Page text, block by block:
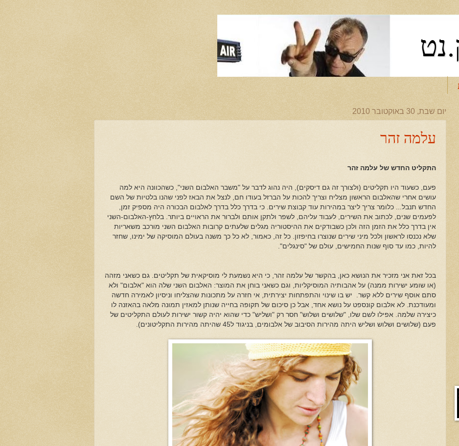
יום שבת, 30 באוקטובר 2010
עלמה זהר
התקליט החדש של עלמה זהר
פעם, כשעוד היו תקליטים (ולצורך זה גם דיסקים), היה נהוג לדבר על "משבר האלבום השני", כשהכוונה היא למה
עושים אחרי שהאלבום הראשון מצליח וצריך להכות על הברזל בעודו חם, לנצל את הבאז לפני שהנו בלטיות של השם
החדש תנבל... כלומר צריך ליצר במהירות עוד קבוצת שירים. כי בדרך כלל בדרך לאלבום הבכורה היה מספיק זמן,
לפעמים שנים, לכתוב את השירים, לעבוד עליהם, לשפר ולתקן אותם ולברור את הראויים ביותר. בלחץ-האלבום-השני
אין בדרך כלל את הזמן הזה ולכן כשבודקים את ההיסטוריה מגלים שלעתים קרובות האלבום השני מורכב משאריות
שלא נכנסו לראשון ולכל מיני שירים שנוצרו בחיפזון. כל זה, כאמור, לא כל כך משנה בעולם המוסיקה של ימינו, שחזר
להיות, כמו עד סוף שנות החמישים, עולם של "סינגלים".
בכל זאת אני מזכיר את הנושא כאן, בהקשר של עלמה זהר, כי היא נשמעת לי מוסיקאית של תקליטים. גם כשאני מזהה
(או שומע ישירות ממנה) על אהבותיה המוסיקליות, וגם כשאני בוחן את המוצר: האלבום השני שלה הוא "אלבום" ולא
סתם אוסף שירים ללא קשר. יש בו שינוי והתפתחות יצירתית, אי חזרה על מתכונות שהצליחו וניסיון לאמירה חדשה
ומעודכנת. לא אלבום קונספט על נושא אחד, אבל כן סיכום של תקופה בחייה שנותן למאזין תמונה מלאה בהאזנה לו
כיצירה שלמה. אפילו לשם שלו, "שלושים ושלוש" חסר רק "ושליש" כדי שהוא יהיה קשור ישירות לעולם התקליטים של
פעם (שלושים ושלוש ושליש היתה מהירות הסיבוב של אלבומים, בניגוד ל45 שהיתה מהירות התקליטונים).